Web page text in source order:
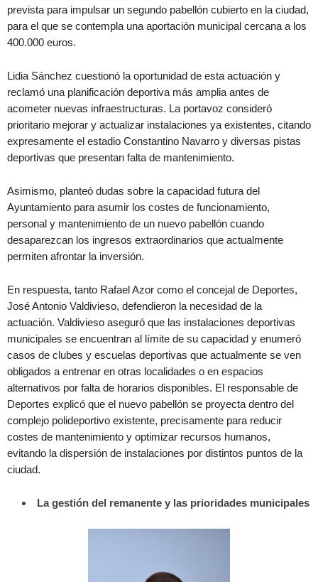
prevista para impulsar un segundo pabellón cubierto en la ciudad,
para el que se contempla una aportación municipal cercana a los
400.000 euros.
Lidia Sánchez cuestionó la oportunidad de esta actuación y
reclamó una planificación deportiva más amplia antes de
acometer nuevas infraestructuras. La portavoz consideró
prioritario mejorar y actualizar instalaciones ya existentes, citando
expresamente el estadio Constantino Navarro y diversas pistas
deportivas que presentan falta de mantenimiento.
Asimismo, planteó dudas sobre la capacidad futura del
Ayuntamiento para asumir los costes de funcionamiento,
personal y mantenimiento de un nuevo pabellón cuando
desaparezcan los ingresos extraordinarios que actualmente
permiten afrontar la inversión.
En respuesta, tanto Rafael Azor como el concejal de Deportes,
José Antonio Valdivieso, defendieron la necesidad de la
actuación. Valdivieso aseguró que las instalaciones deportivas
municipales se encuentran al límite de su capacidad y enumeró
casos de clubes y escuelas deportivas que actualmente se ven
obligados a entrenar en otras localidades o en espacios
alternativos por falta de horarios disponibles. El responsable de
Deportes explicó que el nuevo pabellón se proyecta dentro del
complejo polideportivo existente, precisamente para reducir
costes de mantenimiento y optimizar recursos humanos,
evitando la dispersión de instalaciones por distintos puntos de la
ciudad.
La gestión del remanente y las prioridades municipales